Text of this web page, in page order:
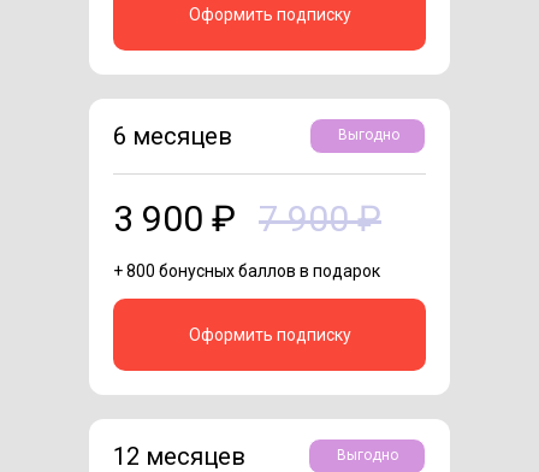
12 месяцев Выгодно
6 месяцев
+ 800 бонусных баллов в подарок
7 900 ₽
3 900 ₽
Оформить подписку
Выгодно
Оформить подписку